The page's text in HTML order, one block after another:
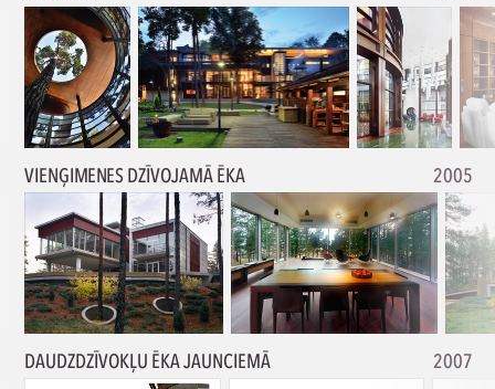
VIENĢIMENES DZĪVOJAMĀ ĒKA 2005
DAUDZDZĪVOKĻU ĒKA JAUNCIEMĀ 2007